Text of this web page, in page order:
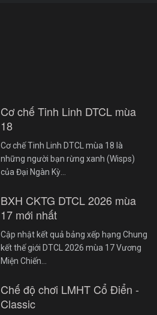
Cơ chế Tinh Linh DTCL mùa
18
Cơ chế Tinh Linh DTCL mùa 18 là
những người bạn rừng xanh (Wisps)
của Đại Ngàn Kỳ…
BXH CKTG DTCL 2026 mùa
17 mới nhất
Cập nhật kết quả bảng xếp hạng Chung
kết thế giới DTCL 2026 mùa 17 Vương
Miện Chiến…
Chế độ chơi LMHT Cổ Điển -
Classic